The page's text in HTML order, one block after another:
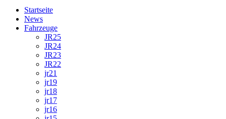
Startseite
News
Fahrzeuge
JR25
JR24
JR23
JR22
jr21
jr19
jr18
jr17
jr16